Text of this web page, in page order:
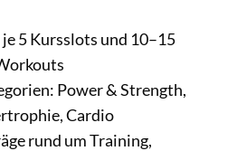
5 Kursslots und 10–15
Power & Strength,
Cardio
rund um Training,